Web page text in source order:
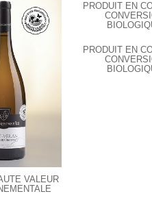
VALEUR
PRODUIT EN
PRODUIT EN